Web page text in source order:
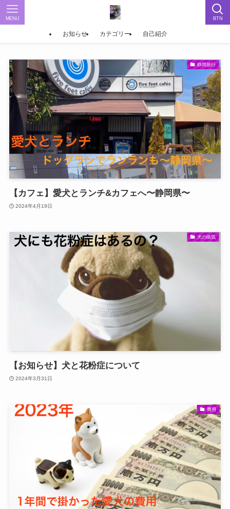
BTN
MENU
お知らせ カテゴリー 自己紹介
静岡旅行
【カフェ】愛犬とランチ&カフェへ〜静岡県〜
2024年4月19日
犬の病気
【お知らせ】犬と花粉症について
2024年3月31日
費用